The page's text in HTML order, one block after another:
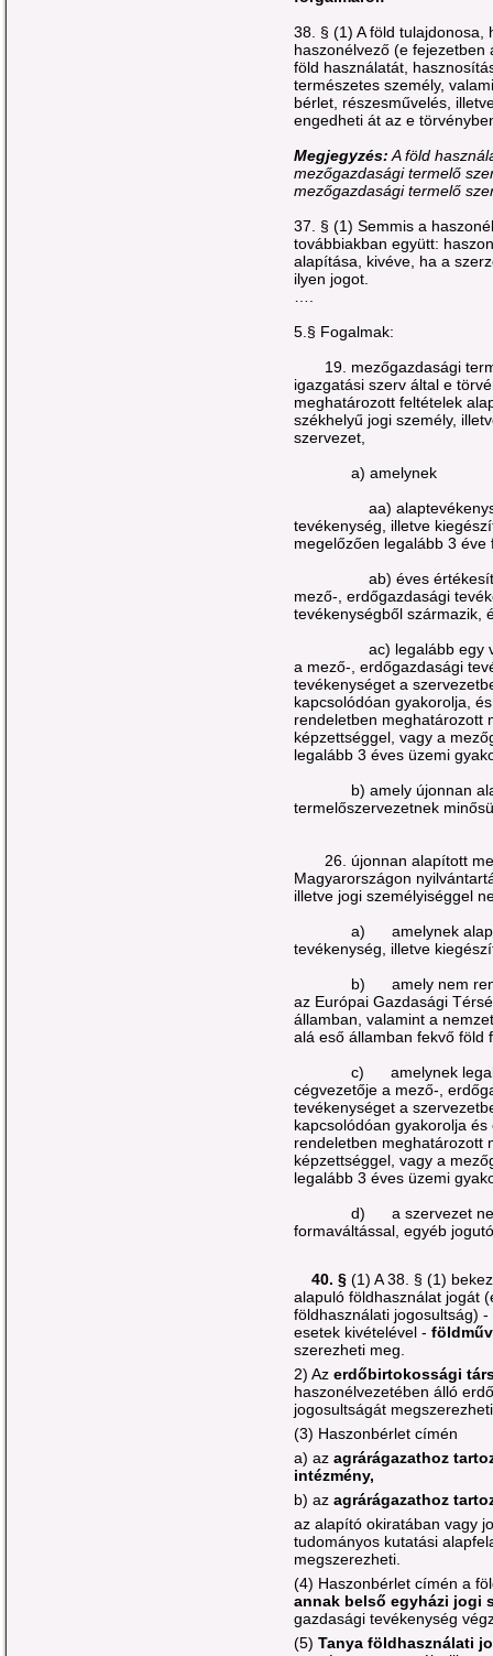
38. § (1) A föld tulajdonosa,
haszonélvező (e
föld használatát,
természetes személy,
bérlet, részesművelés,
engedheti át az e
Megjegyzés: A föld
mezőgazdasági termelő
mezőgazdasági termelő
37. § (1) Semmis a
továbbiakban együtt:
alapítása, kivéve, ha a
ilyen jogot.
5.§ Fogalmak:
19. mezőgazdasági
igazgatási szerv által e
meghatározott feltételek
székhelyű jogi személy,
szervezet,
a) amelynek
aa) alaptevékenysége
tevékenység, illetve
megelőzően legalább 3 éve
ab) éves értékesítése
mező-, erdőgazdasági
tevékenységből származik,
ac) legalább egy
a mező-, erdőgazdasági
tevékenységet a
kapcsolódóan gyakorolja,
rendeletben meghatározott
képzettséggel, vagy a
legalább 3 éves üzemi
b) amely újonnan
termelőszervezetnek
26. újonnan alapított
Magyarországon
illetve jogi személyiséggel
a) amelynek
tevékenység, illetve
b) amely nem
az Európai Gazdasági
államban, valamint a
alá eső államban fekvő föld
c) amelynek legalább
cégvezetője a mező-,
tevékenységet a
kapcsolódóan gyakorolja
rendeletben meghatározott
képzettséggel, vagy a
legalább 3 éves üzemi
d) a szervezet nem
formaváltással, egyéb
40. § (1) A 38. § (1)
alapuló földhasználat jogát
földhasználati jogosultság)
esetek kivételével -
szerezheti meg.
2) Az erdőbirtokossági
haszonélvezetében álló
jogosultságát
(3) Haszonbérlet címén
a) az agrárágazathoz
intézmény,
b) az agrárágazathoz
az alapító okiratában vagy
tudományos kutatási
megszerezheti.
(4) Haszonbérlet címén a
annak belső egyházi jogi
gazdasági tevékenység
(5) Tanya földhasználati